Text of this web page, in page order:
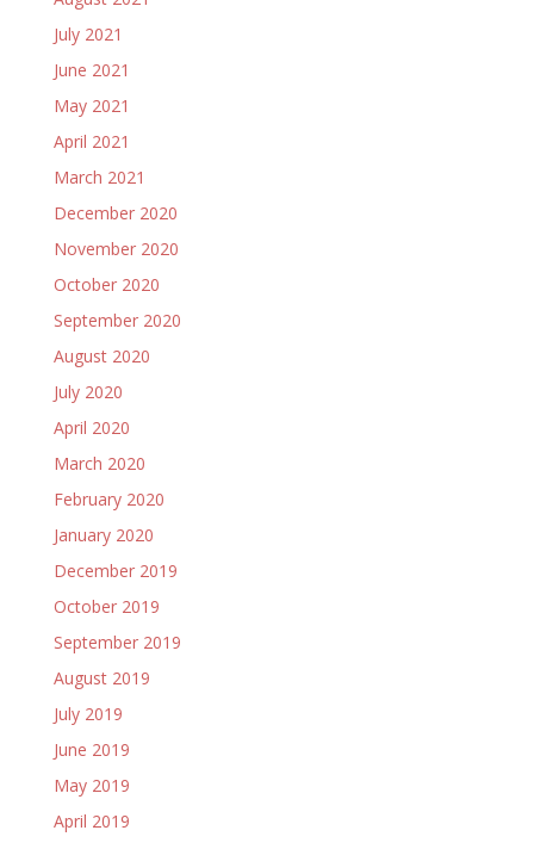
July 2021
June 2021
May 2021
April 2021
March 2021
December 2020
November 2020
October 2020
September 2020
August 2020
July 2020
April 2020
March 2020
February 2020
January 2020
December 2019
October 2019
September 2019
August 2019
July 2019
June 2019
May 2019
April 2019